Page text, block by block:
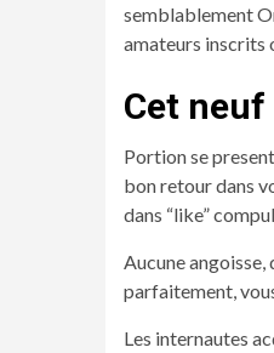
semblablement
amateurs inscrits
Cet
Portion se
bon retour dans
dans “like”
Aucune
parfaitement, vous
Les internautes